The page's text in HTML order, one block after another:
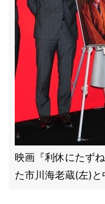
映画『利休にたず
た市川海老蔵(左)と